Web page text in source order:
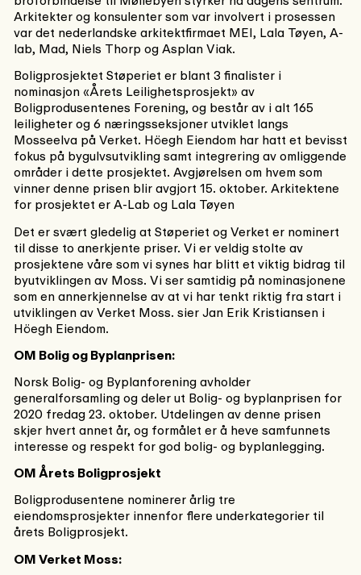
Arkitekter og konsulenter som var involvert i prosessen
var det nederlandske arkitektfirmaet MEI, Lala Tøyen, A-
lab, Mad, Niels Thorp og Asplan Viak.
Boligprosjektet Støperiet er blant 3 finalister i
nominasjon «Årets Leilighetsprosjekt» av
Boligprodusentenes Forening, og består av i alt 165
leiligheter og 6 næringsseksjoner utviklet langs
Mosseelva på Verket. Höegh Eiendom har hatt et bevisst
fokus på bygulvsutvikling samt integrering av omliggende
områder i dette prosjektet. Avgjørelsen om hvem som
vinner denne prisen blir avgjort 15. oktober. Arkitektene
for prosjektet er A-Lab og Lala Tøyen
Det er svært gledelig at Støperiet og Verket er nominert
til disse to anerkjente priser. Vi er veldig stolte av
prosjektene våre som vi synes har blitt et viktig bidrag til
byutviklingen av Moss. Vi ser samtidig på nominasjonene
som en annerkjennelse av at vi har tenkt riktig fra start i
utviklingen av Verket Moss. sier Jan Erik Kristiansen i
Höegh Eiendom.
OM Bolig og Byplanprisen:
Norsk Bolig- og Byplanforening avholder
generalforsamling og deler ut Bolig- og byplanprisen for
2020 fredag 23. oktober. Utdelingen av denne prisen
skjer hvert annet år, og formålet er å heve samfunnets
interesse og respekt for god bolig- og byplanlegging.
OM Årets Boligprosjekt
Boligprodusentene nominerer årlig tre
eiendomsprosjekter innenfor flere underkategorier til
årets Boligprosjekt.
OM Verket Moss: